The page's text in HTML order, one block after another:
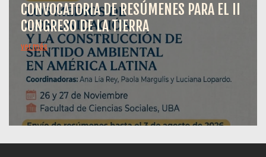
CONVOCATORIA DE RESÚMENES PARA EL II
CONGRESO DE LA TIERRA
ver más